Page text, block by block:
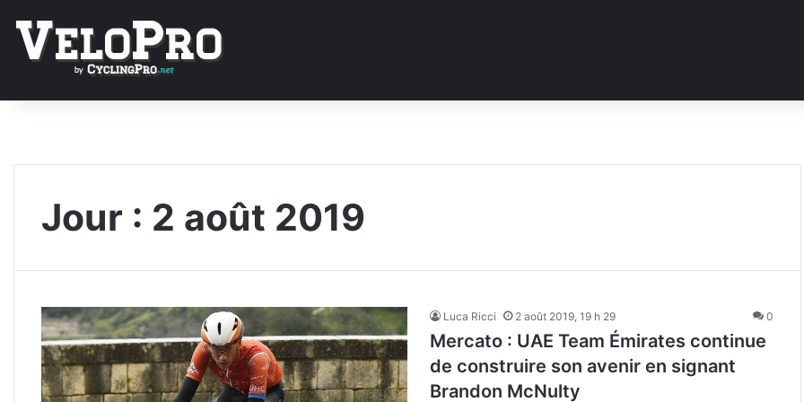
Jour : 2 août 2019
Luca Ricci 2 août 2019, 19 h 29 0
Mercato : UAE Team Émirates continue
de construire son avenir en signant
Brandon McNulty